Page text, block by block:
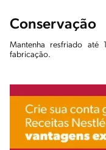
Conservação
Mantenha resfriado
fabricação.